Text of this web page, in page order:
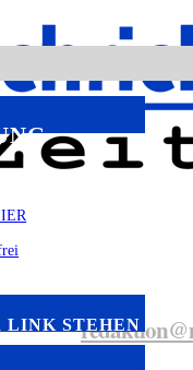
LINK STEHEN